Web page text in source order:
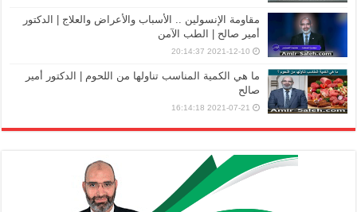
مقاومة الإنسولين .. الأسباب والأعراض والعلاج | الدكتور
أمير صالح | الطب الآمن
2021-12-10 20:14:37
ما هي الكمية المناسب تناولها من اللحوم | الدكتور أمير
صالح
2021-07-21 16:14:18